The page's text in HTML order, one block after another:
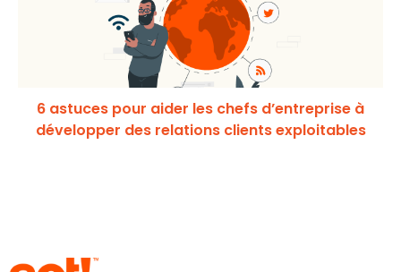
6 astuces pour aider les chefs d’entreprise à
développer des relations clients exploitables